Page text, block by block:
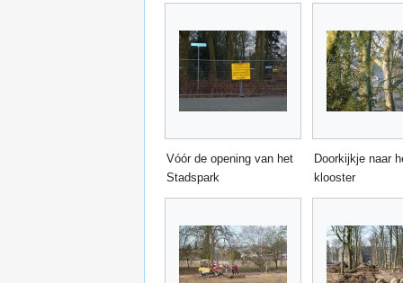
Vóór de opening van het
Stadspark
Doorkijkje naar
klooster